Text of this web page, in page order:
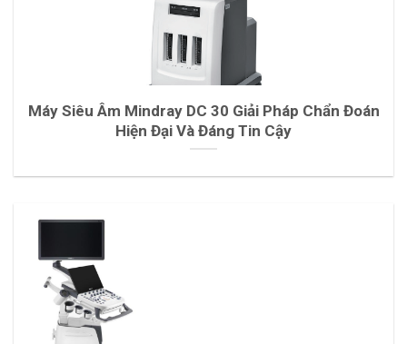
Máy Siêu Âm Mindray DC 30 Giải Pháp Chẩn Đoán
Hiện Đại Và Đáng Tin Cậy